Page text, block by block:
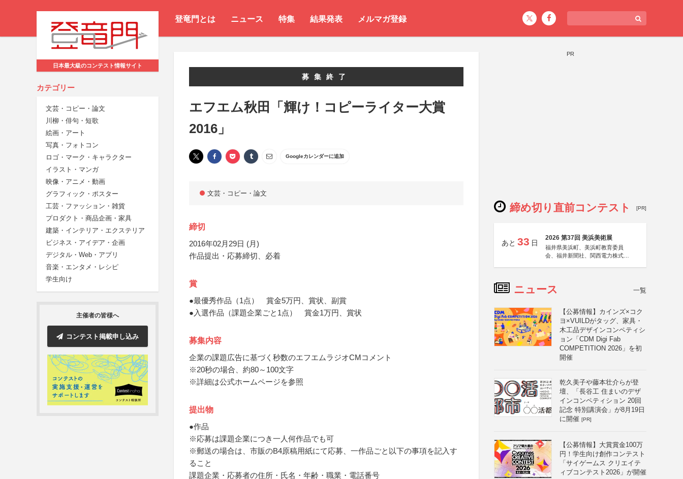
登竜門とは ニュース 特集 結果発表 メルマガ登録
日本最大級のコンテスト情報サイト
カテゴリー
文芸・コピー・論文
川柳・俳句・短歌
絵画・アート
写真・フォトコン
ロゴ・マーク・キャラクター
イラスト・マンガ
映像・アニメ・動画
グラフィック・ポスター
工芸・ファッション・雑貨
プロダクト・商品企画・家具
建築・インテリア・エクステリア
ビジネス・アイデア・企画
デジタル・Web・アプリ
音楽・エンタメ・レシピ
学生向け
主催者の皆様へ
コンテスト掲載申し込み
募集終了
エフエム秋田「輝け！コピーライター大賞
2016」
Googleカレンダーに追加
文芸・コピー・論文
締切
2016年02月29日 (月)
作品提出・応募締切、必着
賞
●最優秀作品（1点） 賞金5万円、賞状、副賞
●入選作品（課題企業ごと1点） 賞金1万円、賞状
募集内容
企業の課題広告に基づく秒数のエフエムラジオCMコメント
※20秒の場合、約80～100文字
※詳細は公式ホームページを参照
提出物
●作品
※応募は課題企業につき一人何作品でも可
※郵送の場合は、市販のB4原稿用紙にて応募、一作品ごと以下の事項を記入す
ること
課題企業・応募者の住所・氏名・年齢・職業・電話番号
PR
締め切り直前コンテスト [PR]
あと 33 日
2026 第37回 美浜美術展
福井県美浜町、美浜町教育委員
会、福井新聞社、関西電力株式会
ニュース 一覧
【公募情報】カインズ×コク
ヨ×VUILDがタッグ、家具・
木工品デザインコンペティシ
ョン「CDM Digi Fab
COMPETITION 2026」を初
開催
乾久美子や藤本壮介らが登
壇、「長谷工 住まいのデザ
インコンペティション 20回
記念 特別講演会」が8月19日
に開催 [PR]
【公募情報】大賞賞金100万
円！学生向け創作コンテスト
「サイゲームス クリエイテ
ィブコンテスト2026」が開催